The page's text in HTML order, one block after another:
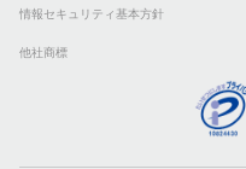
情報セキュリティ基本方針
他社商標